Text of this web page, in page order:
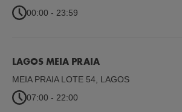
00:00 - 23:59
LAGOS MEIA PRAIA
MEIA PRAIA LOTE 54 LAGOS
07:00 - 22:00